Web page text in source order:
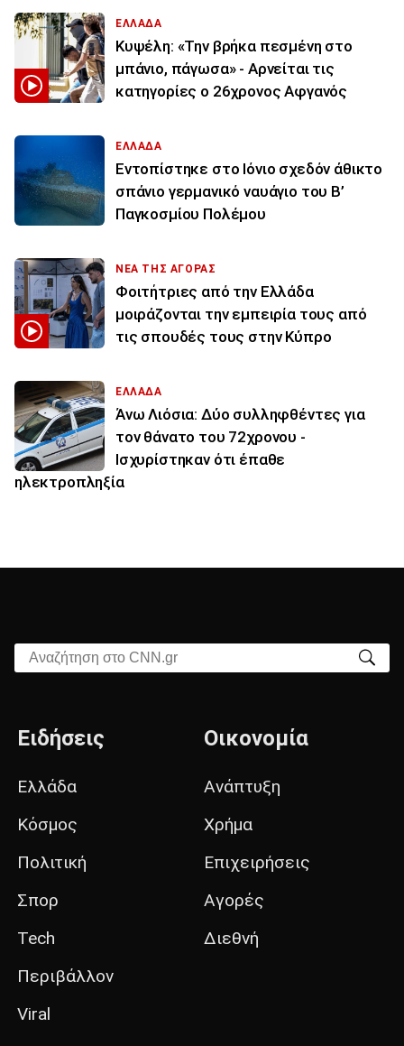
ΕΛΛΑΔΑ
Κυψέλη: «Την βρήκα πεσμένη στο
μπάνιο, πάγωσα» - Αρνείται τις
κατηγορίες ο 26χρονος Αφγανός
ΕΛΛΑΔΑ
Εντοπίστηκε στο Ιόνιο σχεδόν άθικτο
σπάνιο γερμανικό ναυάγιο του Β’
Παγκοσμίου Πολέμου
ΝΕΑ ΤΗΣ ΑΓΟΡΑΣ
Φοιτήτριες από την Ελλάδα
μοιράζονται την εμπειρία τους από
τις σπουδές τους στην Κύπρο
ΕΛΛΑΔΑ
Άνω Λιόσια: Δύο συλληφθέντες για
τον θάνατο του 72χρονου -
Ισχυρίστηκαν ότι έπαθε
ηλεκτροπληξία
Αναζήτηση στο CNN.gr
Ειδήσεις
Ελλάδα
Κόσμος
Πολιτική
Σπορ
Tech
Περιβάλλον
Viral
Οικονομία
Ανάπτυξη
Χρήμα
Επιχειρήσεις
Αγορές
Διεθνή